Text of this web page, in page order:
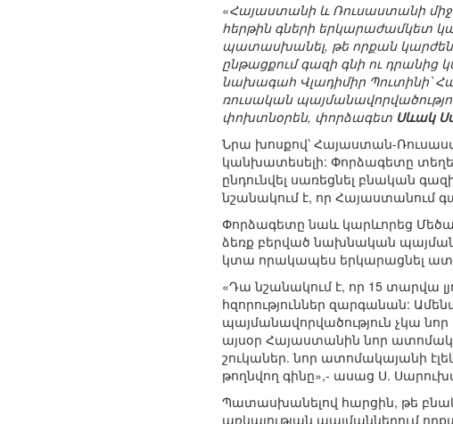
«Հայաստանի և Ռուսաստանի
հերթին գների երկարաժամկետ
պատասխանել, թե որքան
ընթացքում գազի գնի ու դրանից
նախագահ Վլադիմիր Պուտինի՝
ռուսական
փոխտնօրեն, փորձագետ Սևակ
Նրա խոսքով՝ Հայաստան-
կանխատեսելի: Փորձագետը
ընդունվել սառեցնել բնական
նշանակում է, որ Հայաստանում
Փորձագետը նաև կարևորեց
ձեռք բերված նախնական
կտա որակապես երկարացնել
«Դա նշանակում է, որ 15 տարվա
հզորություններ զարգանան:
պայմանավորվածություն չկա
այսօր Հայաստանին նոր
շուկաներ. նոր ատոմակայանի
թողնվող գինը»,- ասաց Ս.
Պատասխանելով հարցին, թե
առկայության պայմաններում